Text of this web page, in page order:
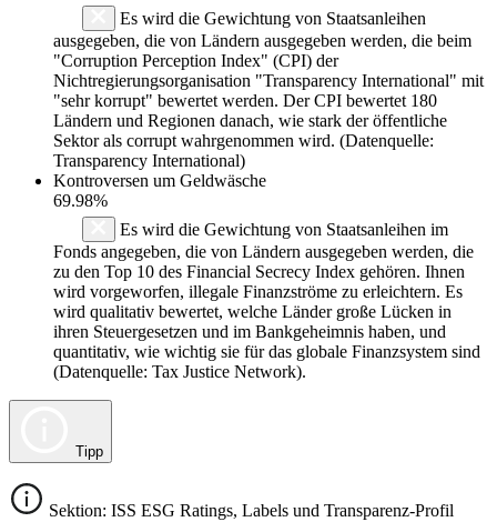
Es wird die Gewichtung von Staatsanleihen
ausgegeben, die von Ländern ausgegeben werden, die beim
"Corruption Perception Index" (CPI) der
Nichtregierungsorganisation "Transparency International" mit
"sehr korrupt" bewertet werden. Der CPI bewertet 180
Ländern und Regionen danach, wie stark der öffentliche
Sektor als corrupt wahrgenommen wird. (Datenquelle:
Transparency International)
Kontroversen um Geldwäsche
69.98%
Es wird die Gewichtung von Staatsanleihen im
Fonds angegeben, die von Ländern ausgegeben werden, die
zu den Top 10 des Financial Secrecy Index gehören. Ihnen
wird vorgeworfen, illegale Finanzströme zu erleichtern. Es
wird qualitativ bewertet, welche Länder große Lücken in
ihren Steuergesetzen und im Bankgeheimnis haben, und
quantitativ, wie wichtig sie für das globale Finanzsystem sind
(Datenquelle: Tax Justice Network).
Tipp
Sektion: ISS ESG Ratings, Labels und Transparenz-Profil